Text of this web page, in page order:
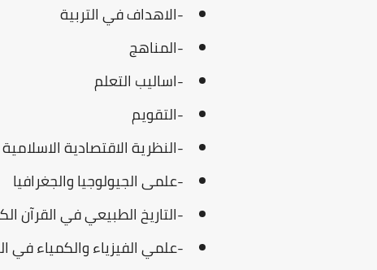
-الاهداف في التربية
-المناهج
-اساليب التعلم
-التقويم
-النظرية الاقتصادية الاسلامية
-علمى الجيولوجيا والجغرافيا
-التاريخ الطبيعي في القرآن
-علمي الفيزياء والكمياء في